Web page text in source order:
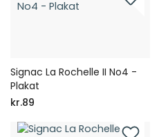
Signac La Rochelle II No4 -
Plakat
kr.89